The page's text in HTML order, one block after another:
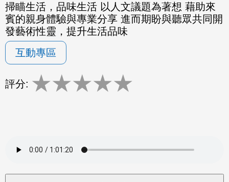
掃瞄生活，品味生活 以人文議題為著想 藉助來
賓的親身體驗與專業分享 進而期盼與聽眾共同開
發藝術性靈，提升生活品味
互動專區
評分: ★★★★★